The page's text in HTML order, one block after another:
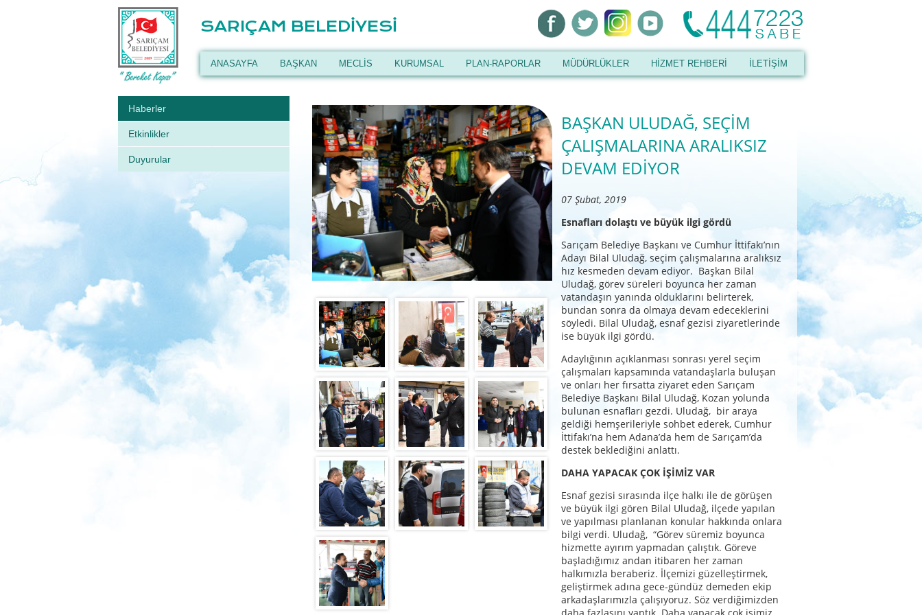
SARIÇAM BELEDİYESİ
ANASAYFA BAŞKAN MECLİS KURUMSAL PLAN-RAPORLAR MÜDÜRLÜKLER HİZMET REHBERİ İLETİŞİM
Haberler
Etkinlikler
Duyurular
BAŞKAN ULUDAĞ, SEÇİM
ÇALIŞMALARINA ARALIKSIZ
DEVAM EDİYOR
07 Şubat, 2019
Esnafları dolaştı ve büyük ilgi gördü
Sarıçam Belediye Başkanı ve Cumhur İttifakı’nın
Adayı Bilal Uludağ, seçim çalışmalarına aralıksız
hız kesmeden devam ediyor. Başkan Bilal
Uludağ, görev süreleri boyunca her zaman
vatandaşın yanında olduklarını belirterek,
bundan sonra da olmaya devam edeceklerini
söyledi. Bilal Uludağ, esnaf gezisi ziyaretlerinde
ise büyük ilgi gördü.
Adaylığının açıklanması sonrası yerel seçim
çalışmaları kapsamında vatandaşlarla buluşan
ve onları her fırsatta ziyaret eden Sarıçam
Belediye Başkanı Bilal Uludağ, Kozan yolunda
bulunan esnafları gezdi. Uludağ, bir araya
geldiği hemşerileriyle sohbet ederek, Cumhur
İttifakı’na hem Adana’da hem de Sarıçam’da
destek beklediğini anlattı.
DAHA YAPACAK ÇOK İŞİMİZ VAR
Esnaf gezisi sırasında ilçe halkı ile de görüşen
ve büyük ilgi gören Bilal Uludağ, ilçede yapılan
ve yapılması planlanan konular hakkında onlara
bilgi verdi. Uludağ, “Görev süremiz boyunca
hizmette ayırım yapmadan çalıştık. Göreve
başladığımız andan itibaren her zaman
halkımızla beraberiz. İlçemizi güzelleştirmek,
geliştirmek adına gece-gündüz demeden ekip
arkadaşlarımızla çalışıyoruz. Söz verdiğimizden